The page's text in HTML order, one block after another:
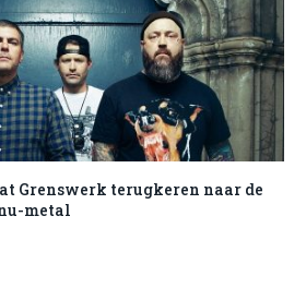
Grenswerk terugkeren naar de
metal